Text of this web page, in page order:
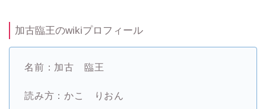
加古臨王のwikiプロフィール
名前：加古 臨王
読み方：かこ りおん